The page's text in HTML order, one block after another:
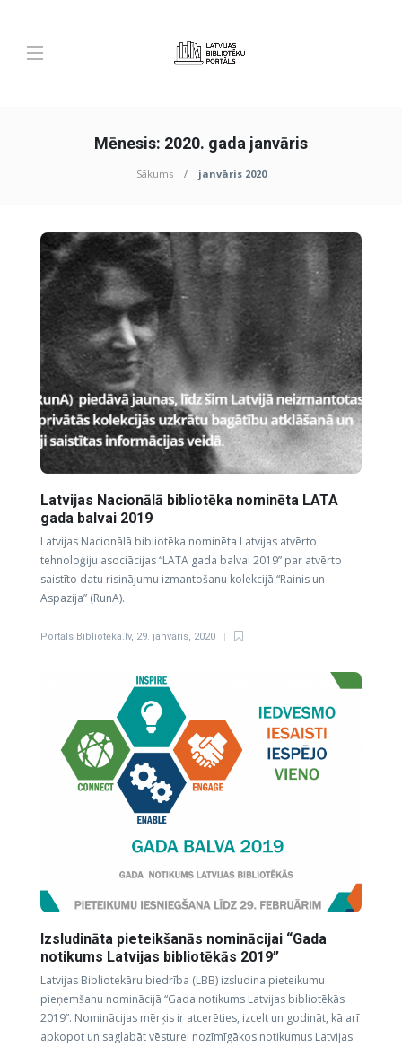
Mēnesis: 2020. gada janvāris
Sākums janvāris 2020
Latvijas Nacionālā bibliotēka nominēta LATA
gada balvai 2019
Latvijas Nacionālā bibliotēka nominēta Latvijas atvērto
tehnoloģiju asociācijas “LATA gada balvai 2019” par atvērto
saistīto datu risinājumu izmantošanu kolekcijā “Rainis un
Aspazija” (RunA).
Portāls Bibliotēka.lv, 29. janvāris, 2020
Izsludināta pieteikšanās nominācijai “Gada
notikums Latvijas bibliotēkās 2019”
Latvijas Bibliotekāru biedrība (LBB) izsludina pieteikumu
pieņemšanu nominācijā “Gada notikums Latvijas bibliotēkās
2019”. Nominācijas mērķis ir atcerēties, izcelt un godināt, kā arī
apkopot un saglabāt vēsturei nozīmīgākos notikumus Latvijas